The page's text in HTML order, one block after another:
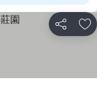
分享 加